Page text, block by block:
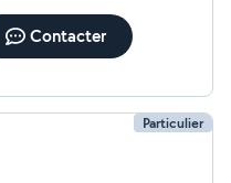
& évier
WC - Réparation
Contacter
Particulier